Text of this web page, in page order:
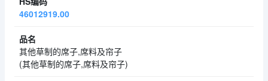
46012919.00
其他草制的席子,席料及帘子
(其他草制的席子,席料及帘子)